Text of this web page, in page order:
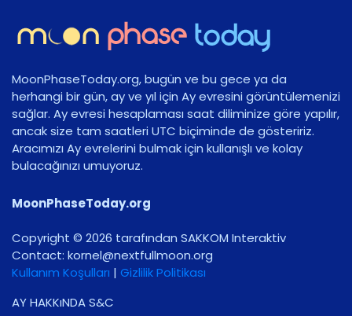
MoonPhaseToday.org, bugün ve bu gece ya da
herhangi bir gün, ay ve yıl için Ay evresini görüntülemenizi
sağlar. Ay evresi hesaplaması saat diliminize göre yapılır,
ancak size tam saatleri UTC biçiminde de gösteririz.
Aracımızı Ay evrelerini bulmak için kullanışlı ve kolay
bulacağınızı umuyoruz.
MoonPhaseToday.org
Copyright © 2026 tarafından SAKKOM Interaktiv
Contact: gro.noomlluftxen@lenrok
Kullanım Koşulları | Gizlilik Politikası
AY HAKKıNDA S&C